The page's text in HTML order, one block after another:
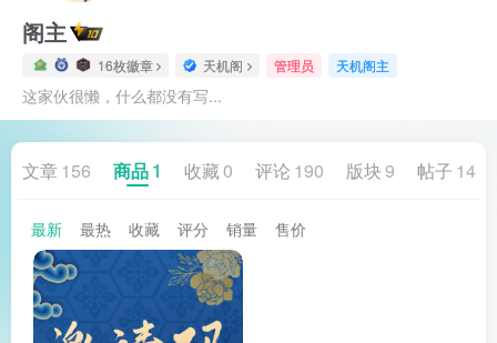
阁主
16枚徽章 天机阁 管理员 天机阁主
这家伙很懒，什么都没有写...
文章156 商品1 收藏 0 评论 190 版块9 帖子 14
最新 最热 收藏 评分 销量 售价